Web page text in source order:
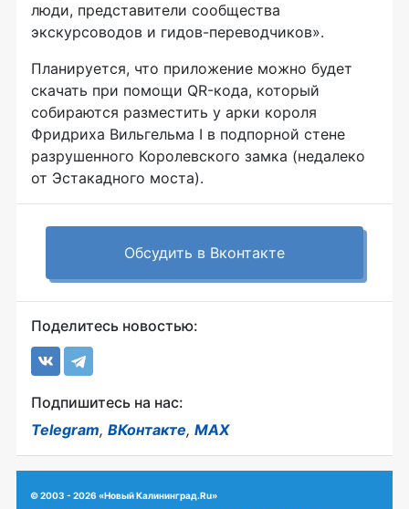
люди, представители сообщества
экскурсоводов и гидов-переводчиков».
Планируется, что приложение можно будет
скачать при помощи QR-кода, который
собираются разместить у арки короля
Фридриха Вильгельма I в подпорной стене
разрушенного Королевского замка (недалеко
от Эстакадного моста).
Обсудить в Вконтакте
Поделитесь новостью:
Подпишитесь на нас:
Telegram, ВКонтакте, MAX
© 2003 - 2026 «Новый Калининград.Ru»